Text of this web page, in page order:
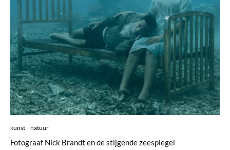
kunst natuur
Fotograaf Nick Brandt en de stijgende zeespiegel